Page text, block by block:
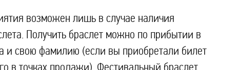
возможен лишь в случае наличия
Получить браслет можно по прибытии в
и свою фамилию (если вы приобретали билет
в точках продажи). Фестивальный браслет